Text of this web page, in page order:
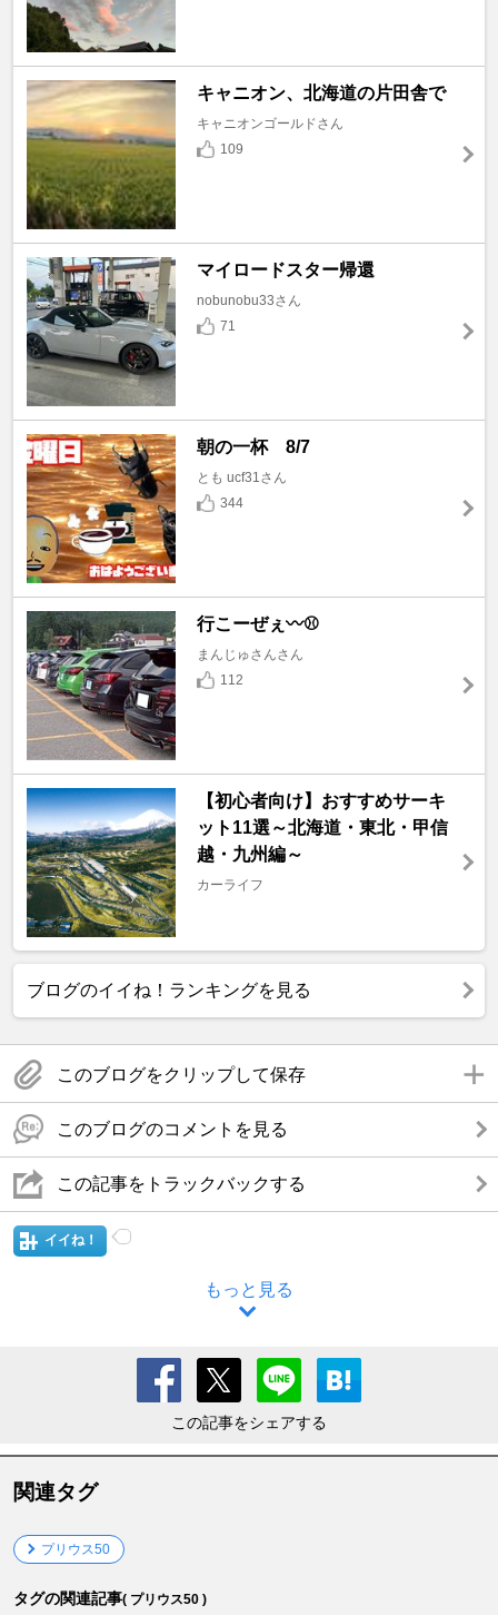
キャニオン、北海道の片田舎で
キャニオンゴールドさん
109
マイロードスター帰還
nobunobu33さん
71
朝の一杯 8/7
とも ucf31さん
344
行こーぜぇ〰️⚾
まんじゅさんさん
112
【初心者向け】おすすめサーキ
ット11選～北海道・東北・甲信
越・九州編～
カーライフ
ブログのイイね！ランキングを見る
このブログをクリップして保存
このブログのコメントを見る
この記事をトラックバックする
イイね！
もっと見る
この記事をシェアする
関連タグ
プリウス50
タグの関連記事( プリウス50 )